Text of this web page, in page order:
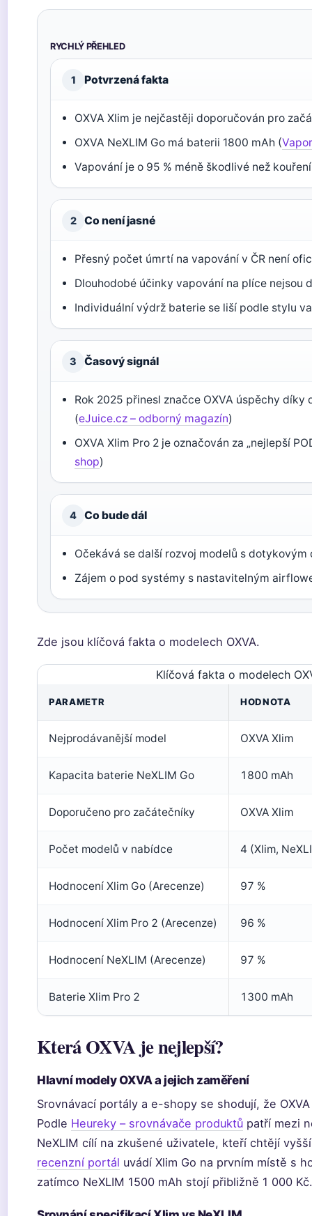
RYCHLÝ PŘEHLED
1 Potvrzená fakta
OXVA Xlim je nejčastěji doporučován pro
OXVA NeXLIM Go má baterii 1800 mAh (
Vapování je o 95 % méně škodlivé než
2 Co není jasné
Přesný počet úmrtí na vapování v ČR není
Dlouhodobé účinky vapování na plíce nejsou
Individuální výdrž baterie se liší podle stylu
3 Časový signál
Rok 2025 přinesl značce OXVA úspěchy
(eJuice.cz – odborný magazín)
OXVA Xlim Pro 2 je označován za „nejlepší
shop)
4 Co bude dál
Očekává se další rozvoj modelů s
Zájem o pod systémy s nastavitelným
Zde jsou klíčová fakta o modelech OXVA.
Klíčová fakta o modelech
PARAMETR HODNOTA
Nejprodávanější model OXVA Xlim
Kapacita baterie NeXLIM Go 1800 mAh
Doporučeno pro začátečníky OXVA Xlim
Počet modelů v nabídce 4 (Xlim,
Hodnocení Xlim Go (Arecenze) 97 %
Hodnocení Xlim Pro 2 (Arecenze) 96 %
Hodnocení NeXLIM (Arecenze) 97 %
Baterie Xlim Pro 2 1300 mAh
Která OXVA je nejlepší?
Hlavní modely OXVA a jejich zaměření
Srovnávací portály a e-shopy se shodují, že
Podle Heureky – srovnávače produktů patří mezi
NeXLIM cílí na zkušené uživatele, kteří chtějí
recenzní portál uvádí Xlim Go na prvním místě s
zatímco NeXLIM 1500 mAh stojí přibližně 1 000 Kč.